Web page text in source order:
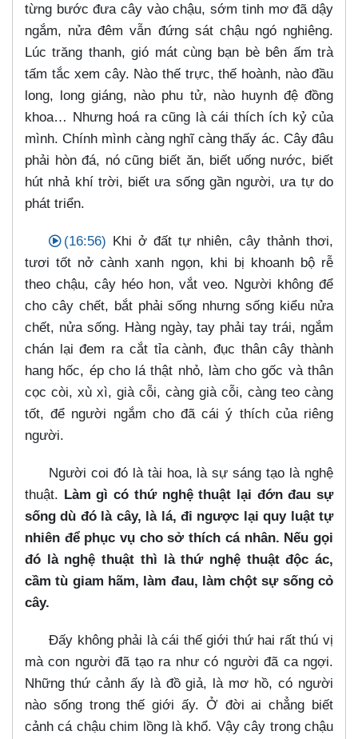
từng bước đưa cây vào chậu, sớm tinh mơ đã dậy
ngắm, nửa đêm vẫn đứng sát chậu ngó nghiêng.
Lúc trăng thanh, gió mát cùng bạn bè bên ấm trà
tấm tắc xem cây. Nào thế trực, thế hoành, nào đầu
long, long giáng, nào phu tử, nào huynh đệ đồng
khoa…​ Nhưng hoá ra cũng là cái thích ích kỷ của
mình. Chính mình càng nghĩ càng thấy ác. Cây đâu
phải hòn đá, nó cũng biết ăn, biết uống nước, biết
hút nhả khí trời, biết ưa sống gần người, ưa tự do
phát triển.
(16:56) Khi ở đất tự nhiên, cây thảnh thơi,
tươi tốt nở cành xanh ngọn, khi bị khoanh bộ rễ
theo chậu, cây héo hon, vắt veo. Người không để
cho cây chết, bắt phải sống nhưng sống kiểu nửa
chết, nửa sống. Hàng ngày, tay phải tay trái, ngắm
chán lại đem ra cắt tỉa cành, đục thân cây thành
hang hốc, ép cho lá thật nhỏ, làm cho gốc và thân
cọc còi, xù xì, già cỗi, càng già cỗi, càng teo càng
tốt, để người ngắm cho đã cái ý thích của riêng
người.
Người coi đó là tài hoa, là sự sáng tạo là nghệ
thuật. Làm gì có thứ nghệ thuật lại đớn đau sự
sống dù đó là cây, là lá, đi ngược lại quy luật tự
nhiên để phục vụ cho sở thích cá nhân. Nếu gọi
đó là nghệ thuật thì là thứ nghệ thuật độc ác,
cầm tù giam hãm, làm đau, làm chột sự sống cỏ
cây.
Đấy không phải là cái thế giới thứ hai rất thú vị
mà con người đã tạo ra như có người đã ca ngợi.
Những thứ cảnh ấy là đồ giả, là mơ hồ, có người
nào sống trong thế giới ấy. Ở đời ai chẳng biết
cảnh cá chậu chim lồng là khổ. Vậy cây trong chậu